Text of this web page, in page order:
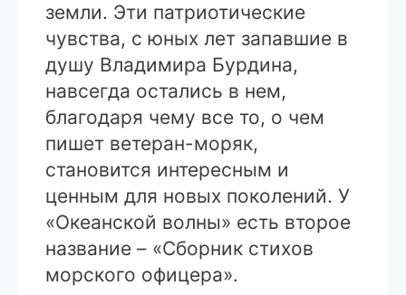
земли. Эти патриотические
чувства, с юных лет запавшие в
душу Владимира Бурдина,
навсегда остались в нем,
благодаря чему все то, о чем
пишет ветеран-моряк,
становится интересным и
ценным для новых поколений. У
«Океанской волны» есть второе
название – «Сборник стихов
морского офицера».